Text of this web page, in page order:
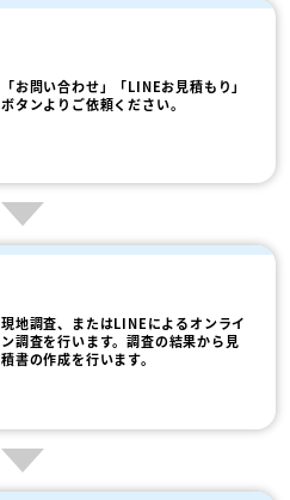
「お問い合わせ」「LINEお見積もり」
ボタンよりご依頼ください。
現地調査、またはLINEによるオンライ
ン調査を行います。調査の結果から見
積書の作成を行います。